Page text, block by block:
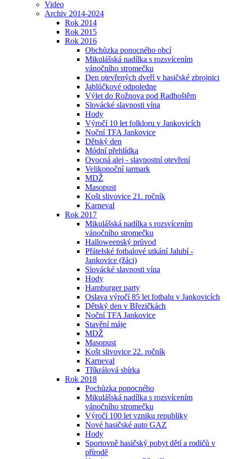
Video
Archiv 2014-2024
Rok 2014
Rok 2015
Rok 2016
Obchůzka ponocného obcí
Mikulášská nadílka s rozsvícením
vánočního stromečku
Den otevřených dveří v hasičské zbrojnici
Jablůčkové odpoledne
Výlet do Rožnova pod Radhoštěm
Slovácké slavnosti vína
Hody
Výročí 10 let folkloru v Jankovicích
Noční TFA Jankovice
Dětský den
Módní přehlídka
Ovocná alej - slavnostní otevření
Velikonoční jarmark
MDŽ
Masopust
Košt slivovice 21. ročník
Karneval
Rok 2017
Mikulášská nadílka s rozsvícením
vánočního stromečku
Halloweenský průvod
Přátelské fotbalové utkání Jalubí -
Jankovice (žáci)
Slovácké slavnosti vína
Hody
Hamburger party
Oslava výročí 85 let fotbalu v Jankovicích
Dětský den v Březičkách
Noční TFA Jankovice
Stavění máje
MDŽ
Masopust
Košt slivovice 22. ročník
Karneval
Tříkrálová sbírka
Rok 2018
Pochůzka ponocného
Mikulášská nadílka s rozsvícením
vánočního stromečku
Výročí 100 let vzniku republiky
Nové hasičské auto GAZ
Hody
Sportovně hasičský pobyt dětí a rodičů v
přírodě